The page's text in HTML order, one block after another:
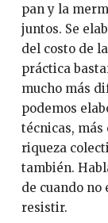
pan y la
juntos. Se
del costo de
práctica
mucho más
podemos
técnicas, más
riqueza
también.
de cuando no
resistir.